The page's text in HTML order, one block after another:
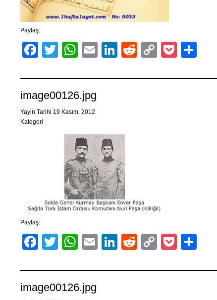
Paylaş:
Facebook
TwitterWhatsApp
EmailLinkedIn
RedditCopyPocket
image00126.jpg
Yayin Tarihi 19 Kasım, 2012
Kategori
Paylaş:
Facebook
TwitterWhatsApp
EmailLinkedIn
RedditCopyPocket
image00126.jpg